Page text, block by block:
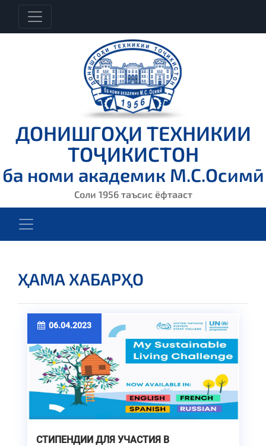
ДОНИШГОҲИ ТЕХНИКИИ
ТОҶИКИСТОН
ба номи академик М.С.Осимӣ
Соли 1956 таъсис ёфтааст
ҲАМА ХАБАРҲО
06.04.2023
CТИПЕНДИИ ДЛЯ УЧАСТИЯ В